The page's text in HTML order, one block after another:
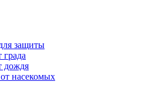
защиты
града
дождя
насекомых